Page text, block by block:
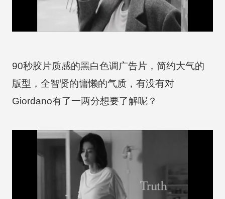
90秒胶片质感的黑白色调广告片，简约大气的
版型，全智贤的慵懒的气质，有没有对
Giordano有了一两分想要了解呢？